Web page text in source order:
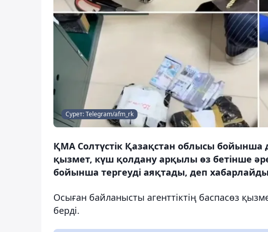
Сурет: Telegram/afm_rk
ҚМА Солтүстік Қазақстан облысы бойынша
қызмет, күш қолдану арқылы өз бетінше
бойынша тергеуді аяқтады, деп
Осыған байланысты агенттіктің баспасөз
берді.